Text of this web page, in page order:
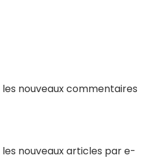
nouveaux commentaires
nouveaux articles par e-